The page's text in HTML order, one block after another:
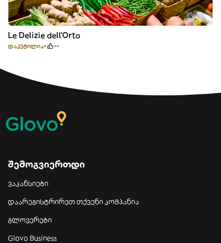
Le Delizie dell’Orto
დაკეტილია --
შემოგვიერთდი
ვაკანსიები
დაარეგისტრირეთ თქვენი კომპანია
გლოვერები
Glovo Business